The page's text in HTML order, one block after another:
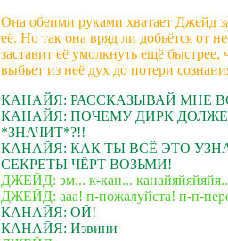
Она обеими руками хватает Джейд
её. Но так она вряд ли добьётся от
заставит её умолкнуть ещё
выбьет из неё дух до потери
КАНАЙЯ: РАССКАЗЫВАЙ МНЕ
КАНАЙЯ: ПОЧЕМУ ДИРК
*ЗНАЧИТ*?!!
КАНАЙЯ: КАК ТЫ ВСЁ ЭТО
СЕКРЕТЫ ЧЁРТ ВОЗЬМИ!
ДЖЕЙД: эм... к-кан...
ДЖЕЙД: ааа! п-пожалуйста! п-п-
КАНАЙЯ: ОЙ!
КАНАЙЯ: Извини